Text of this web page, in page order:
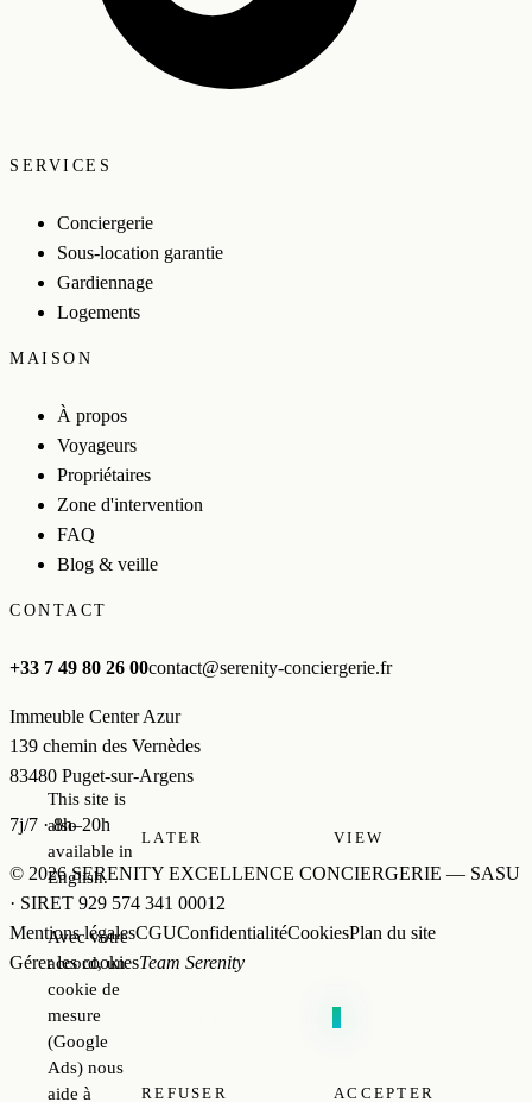
SERVICES
Conciergerie
Sous-location garantie
Gardiennage
Logements
MAISON
À propos
Voyageurs
Propriétaires
Zone d'intervention
FAQ
Blog & veille
CONTACT
+33 7 49 80 26 00contact@serenity-conciergerie.fr
Immeuble Center Azur
139 chemin des Vernèdes
83480 Puget-sur-Argens
7j/7 · 8h–20h
© 2026 SERENITY EXCELLENCE CONCIERGERIE — SASU
· SIRET 929 574 341 00012
Mentions légalesCGUConfidentialitéCookiesPlan du site
Gérer les cookiesTeam Serenity
PowerH0
This site is
also
available in
English.
LATER VIEW
Avec votre
accord, un
cookie de
mesure
(Google
Ads) nous
aide à
REFUSER ACCEPTER